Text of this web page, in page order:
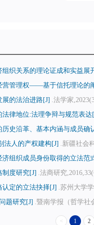
织关系的理论证成和实益展
营管理权——基于信托理论的
的法治进路[J] .法学家
律地位:法理争辩与规范表达
史沿革、基本内涵与成员确
法人的产权建构[J] .新疆社会
组织成员身份取得的立法范
度研究[J] .法商研究
定的立法抉择[J] .苏州大学
题研究[J] .暨南学报（哲学社
< 1 2